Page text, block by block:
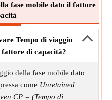
fase mobile dato il fattore
Tempo di viaggio
di capacità?
della fase mobile dato
come Unretained
CP = (Tempo di